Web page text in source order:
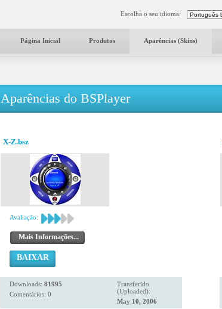
Escolha o seu idioma:
Página Inicial Produtos Aparências (Skins)
Aparências do BSPlayer
X-Z.bsz
Avaliação:
Mais Informações...
BAIXAR
Downloads: 81995
Comentários: 0
Transferido
(Uploaded):
May 10, 2006